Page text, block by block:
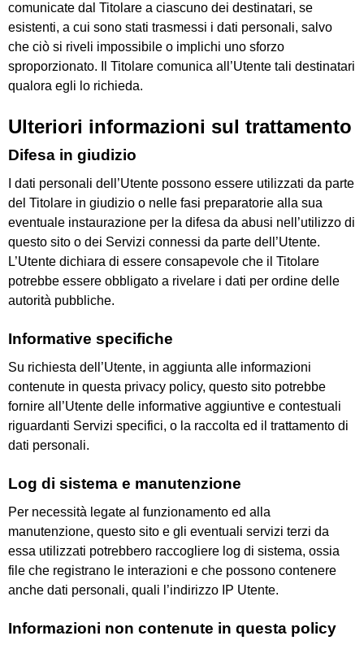
comunicate dal Titolare a ciascuno dei destinatari, se
esistenti, a cui sono stati trasmessi i dati personali, salvo
che ciò si riveli impossibile o implichi uno sforzo
sproporzionato. Il Titolare comunica all’Utente tali destinatari
qualora egli lo richieda.
Ulteriori informazioni sul trattamento
Difesa in giudizio
I dati personali dell’Utente possono essere utilizzati da parte
del Titolare in giudizio o nelle fasi preparatorie alla sua
eventuale instaurazione per la difesa da abusi nell’utilizzo di
questo sito o dei Servizi connessi da parte dell’Utente.
L’Utente dichiara di essere consapevole che il Titolare
potrebbe essere obbligato a rivelare i dati per ordine delle
autorità pubbliche.
Informative specifiche
Su richiesta dell’Utente, in aggiunta alle informazioni
contenute in questa privacy policy, questo sito potrebbe
fornire all’Utente delle informative aggiuntive e contestuali
riguardanti Servizi specifici, o la raccolta ed il trattamento di
dati personali.
Log di sistema e manutenzione
Per necessità legate al funzionamento ed alla
manutenzione, questo sito e gli eventuali servizi terzi da
essa utilizzati potrebbero raccogliere log di sistema, ossia
file che registrano le interazioni e che possono contenere
anche dati personali, quali l’indirizzo IP Utente.
Informazioni non contenute in questa policy